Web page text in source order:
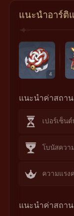
แนะนำอาร์ติ
4
แนะนำค่าสถา
เปอร์เซ็น
โบนัสควา
ความแรง
แนะนำค่าสถาน